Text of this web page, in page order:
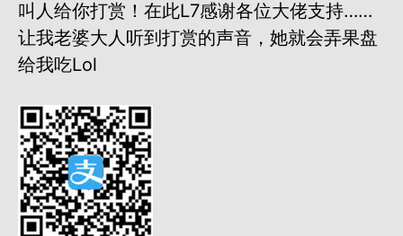
叫人给你打赏！在此L7感谢各位大佬支持……
让我老婆大人听到打赏的声音，她就会弄果盘
给我吃lol